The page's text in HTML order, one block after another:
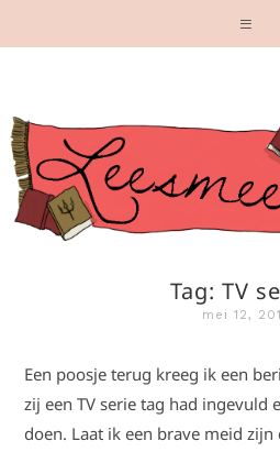
Tag: TV
mei 12,
Een poosje terug kreeg ik een
zij een TV serie tag had ingevuld
doen. Laat ik een brave meid